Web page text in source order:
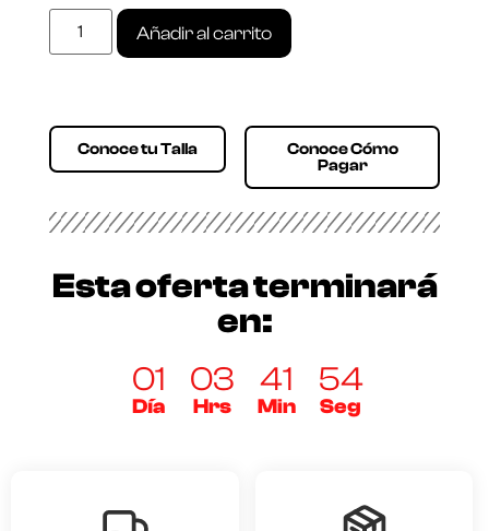
Añadir al carrito
Conoce tu Talla
Conoce Cómo
Pagar
Esta oferta terminará
en:
01
Día
03
Hrs
41
Min
54
Seg